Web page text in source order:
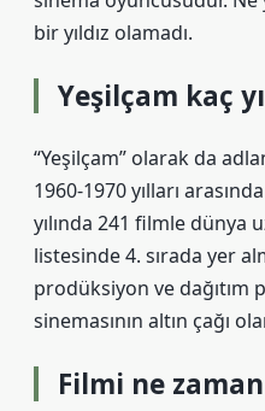
bir yıldız olamadı.
Yeşilçam kaç
“Yeşilçam” olarak da
1960-1970 yılları
yılında 241 filmle dünya
listesinde 4. sırada yer
prodüksiyon ve dağıtım
sinemasının altın çağı
Filmi ne